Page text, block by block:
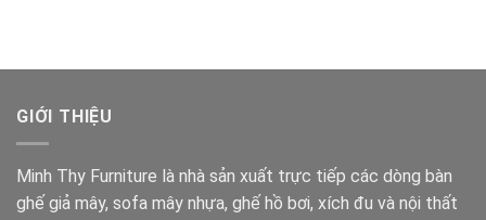
GIỚI THIỆU
Minh Thy Furniture là nhà sản xuất trực tiếp các dòng bàn
ghế giả mây, sofa mây nhựa, ghế hồ bơi, xích đu và nội thất